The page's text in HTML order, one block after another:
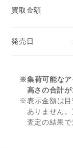
買取金額
発売日
※集荷可能なア
高さの合計
※表示金額は目
ありません
査定の結果で